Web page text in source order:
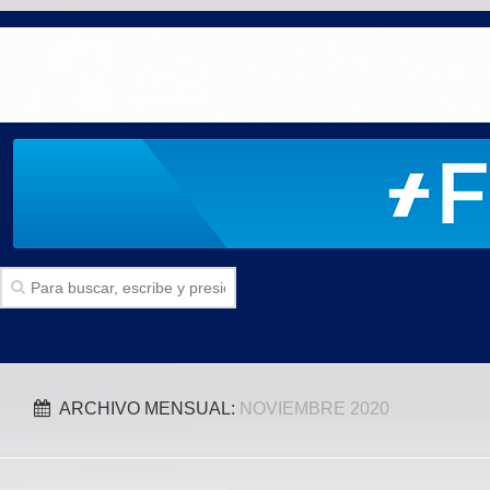
SECCIONES
Politica
ARCHIVO MENSUAL: NOVIEMBRE 2020